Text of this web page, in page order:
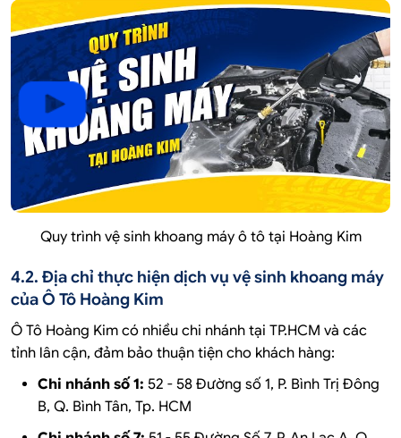
Quy trình vệ sinh khoang máy ô tô tại Hoàng Kim
4.2. Địa chỉ thực hiện dịch vụ vệ sinh khoang máy
của Ô Tô Hoàng Kim
Ô Tô Hoàng Kim có nhiều chi nhánh tại TP.HCM và các
tỉnh lân cận, đảm bảo thuận tiện cho khách hàng:
Chi nhánh số 1: 52 - 58 Đường số 1, P. Bình Trị Đông
B, Q. Bình Tân, Tp. HCM